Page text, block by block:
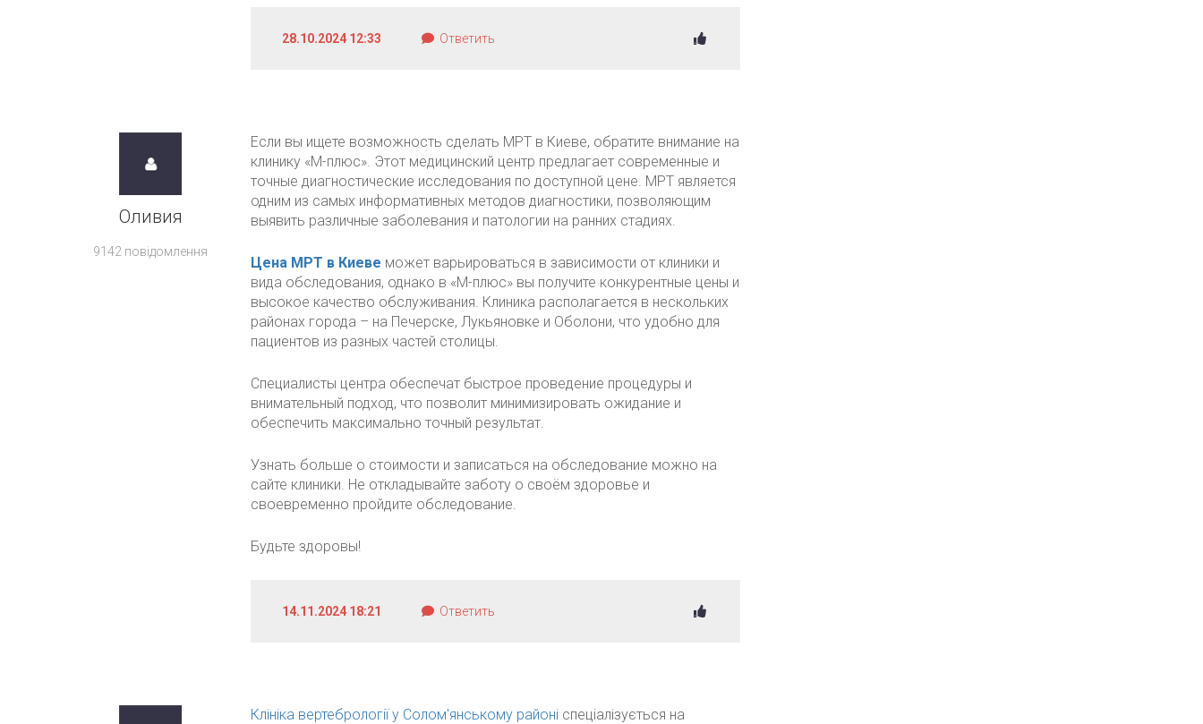
28.10.2024 12:33 Ответить
Оливия
9142 повідомлення
Если вы ищете возможность сделать МРТ в Киеве, обратите внимание на
клинику «М-плюс». Этот медицинский центр предлагает современные и
точные диагностические исследования по доступной цене. МРТ является
одним из самых информативных методов диагностики, позволяющим
выявить различные заболевания и патологии на ранних стадиях.
Цена МРТ в Киеве может варьироваться в зависимости от клиники и
вида обследования, однако в «М-плюс» вы получите конкурентные цены и
высокое качество обслуживания. Клиника располагается в нескольких
районах города – на Печерске, Лукьяновке и Оболони, что удобно для
пациентов из разных частей столицы.
Специалисты центра обеспечат быстрое проведение процедуры и
внимательный подход, что позволит минимизировать ожидание и
обеспечить максимально точный результат.
Узнать больше о стоимости и записаться на обследование можно на
сайте клиники. Не откладывайте заботу о своём здоровье и
своевременно пройдите обследование.
Будьте здоровы!
14.11.2024 18:21 Ответить
Клініка вертебрології у Солом'янському районі спеціалізується на